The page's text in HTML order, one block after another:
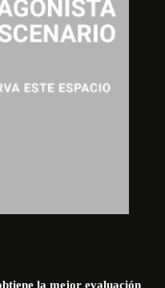
la mejor evaluación